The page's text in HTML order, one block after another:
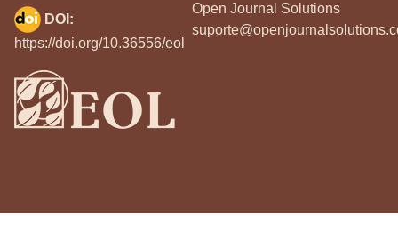
Open Journal Solutions
DOI:
https://doi.org/10.36556/eol